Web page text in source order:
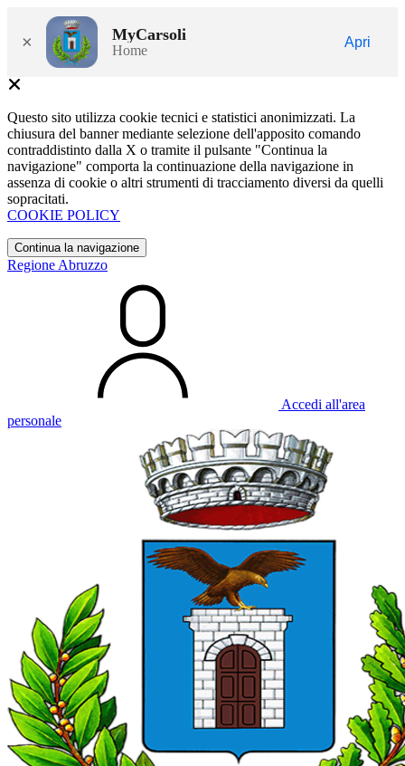
× MyCarsoli
Home
Apri
Questo sito utilizza cookie tecnici e statistici anonimizzati. La
chiusura del banner mediante selezione dell'apposito comando
contraddistinto dalla X o tramite il pulsante "Continua la
navigazione" comporta la continuazione della navigazione in
assenza di cookie o altri strumenti di tracciamento diversi da quelli
sopracitati.
COOKIE POLICY
Continua la navigazione
Regione Abruzzo
Accedi all'area
personale